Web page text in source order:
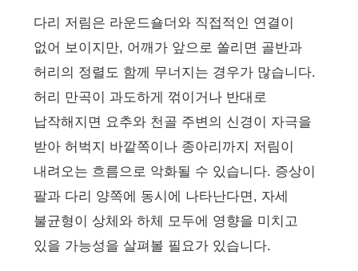
다리 저림은 라운드숄더와 직접적인 연결이
없어 보이지만, 어깨가 앞으로 쏠리면 골반과
허리의 정렬도 함께 무너지는 경우가 많습니다.
허리 만곡이 과도하게 꺾이거나 반대로
납작해지면 요추와 천골 주변의 신경이 자극을
받아 허벅지 바깥쪽이나 종아리까지 저림이
내려오는 흐름으로 악화될 수 있습니다. 증상이
팔과 다리 양쪽에 동시에 나타난다면, 자세
불균형이 상체와 하체 모두에 영향을 미치고
있을 가능성을 살펴볼 필요가 있습니다.